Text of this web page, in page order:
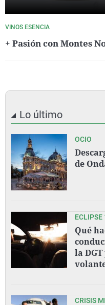
VINOS ESENCIA
+ Pasión con Montes
Lo último
OCIO
de
ECLIPSE
Qué
la
CRISIS